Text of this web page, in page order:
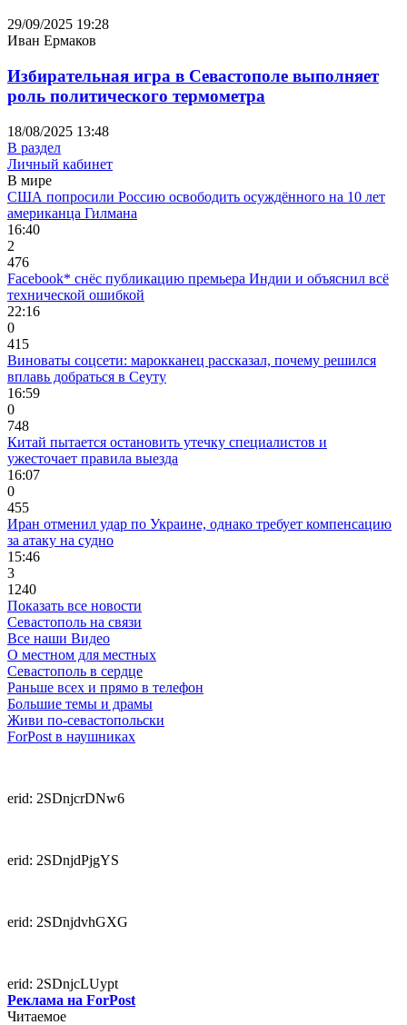
29/09/2025 19:28
Иван Ермаков
Избирательная игра в Севастополе выполняет
роль политического термометра
18/08/2025 13:48
В раздел
Личный кабинет
В мире
США попросили Россию освободить осуждённого на 10 лет
американца Гилмана
16:40
2
476
Facebook* снёс публикацию премьера Индии и объяснил всё
технической ошибкой
22:16
0
415
Виноваты соцсети: марокканец рассказал, почему решился
вплавь добраться в Сеуту
16:59
0
748
Китай пытается остановить утечку специалистов и
ужесточает правила выезда
16:07
0
455
Иран отменил удар по Украине, однако требует компенсацию
за атаку на судно
15:46
3
1240
Показать все новости
Севастополь на связи
Все наши Видео
О местном для местных
Севастополь в сердце
Раньше всех и прямо в телефон
Большие темы и драмы
Живи по-севастопольски
ForPost в наушниках
erid: 2SDnjcrDNw6
erid: 2SDnjdPjgYS
erid: 2SDnjdvhGXG
erid: 2SDnjcLUypt
Реклама на ForPost
Читаемое